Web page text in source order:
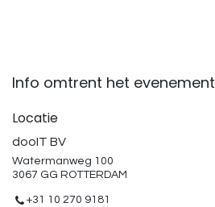
Info omtrent het evenement
Locatie
dooIT BV
Watermanweg 100
3067 GG ROTTERDAM
+31 10 270 9181